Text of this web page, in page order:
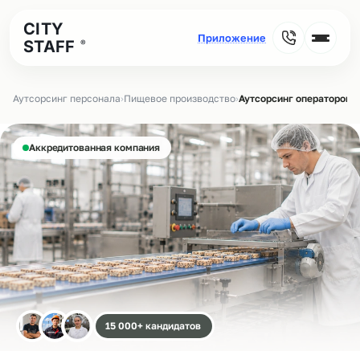
CITY
STAFF
®
Аутсорсинг персонала›Пищевое производство›Аутсорсинг операторов
Аккредитованная компания
15 000+ кандидатов